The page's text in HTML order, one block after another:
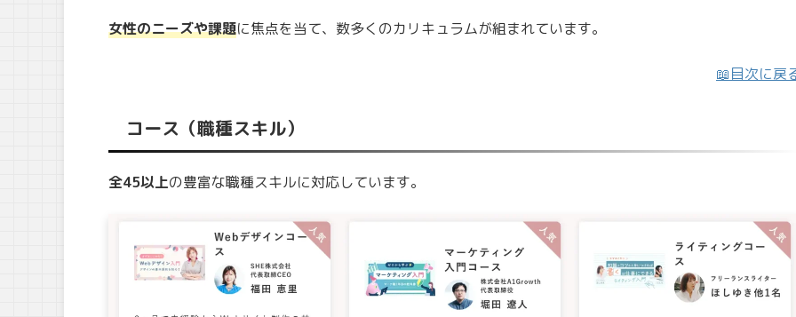
女性のニーズや課題に焦点を当て、数多くのカリキュラムが組まれています。
📖目次に戻
コース（職種スキル）
全45以上の豊富な職種スキルに対応しています。